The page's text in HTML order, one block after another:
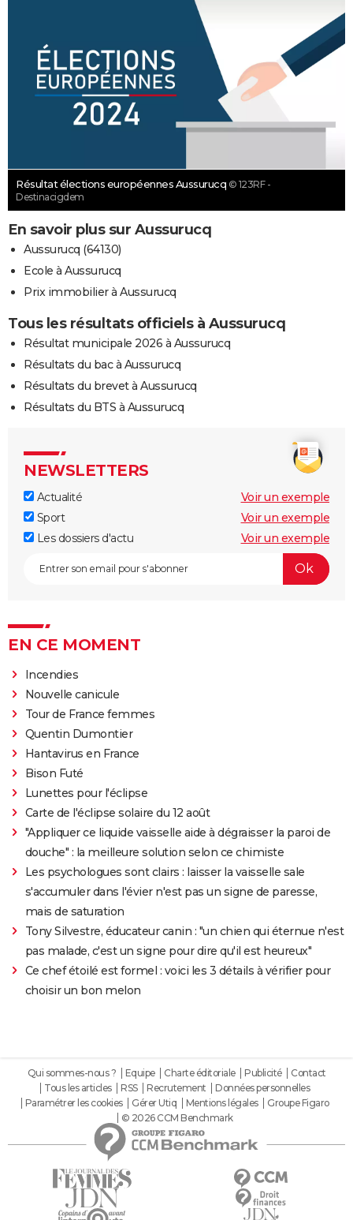
Résultat élections européennes Aussurucq © 123RF -
Destinacigdem
En savoir plus sur Aussurucq
Aussurucq (64130)
Ecole à Aussurucq
Prix immobilier à Aussurucq
Tous les résultats officiels à Aussurucq
Résultat municipale 2026 à Aussurucq
Résultats du bac à Aussurucq
Résultats du brevet à Aussurucq
Résultats du BTS à Aussurucq
NEWSLETTERS
Actualité
Voir un exemple
Sport
Voir un exemple
Les dossiers d'actu
Voir un exemple
EN CE MOMENT
Incendies
Nouvelle canicule
Tour de France femmes
Quentin Dumontier
Hantavirus en France
Bison Futé
Lunettes pour l'éclipse
Carte de l'éclipse solaire du 12 août
"Appliquer ce liquide vaisselle aide à dégraisser la paroi de
douche" : la meilleure solution selon ce chimiste
Les psychologues sont clairs : laisser la vaisselle sale
s'accumuler dans l'évier n'est pas un signe de paresse,
mais de saturation
Tony Silvestre, éducateur canin : "un chien qui éternue n'est
pas malade, c'est un signe pour dire qu'il est heureux"
Ce chef étoilé est formel : voici les 3 détails à vérifier pour
choisir un bon melon
Qui sommes-nous ? Equipe Charte éditoriale Publicité
Contact
Tous les articles
RSS Recrutement
Données personnelles
Paramétrer les cookies
Gérer Utiq Mentions légales
Groupe Figaro
© 2026 CCM Benchmark